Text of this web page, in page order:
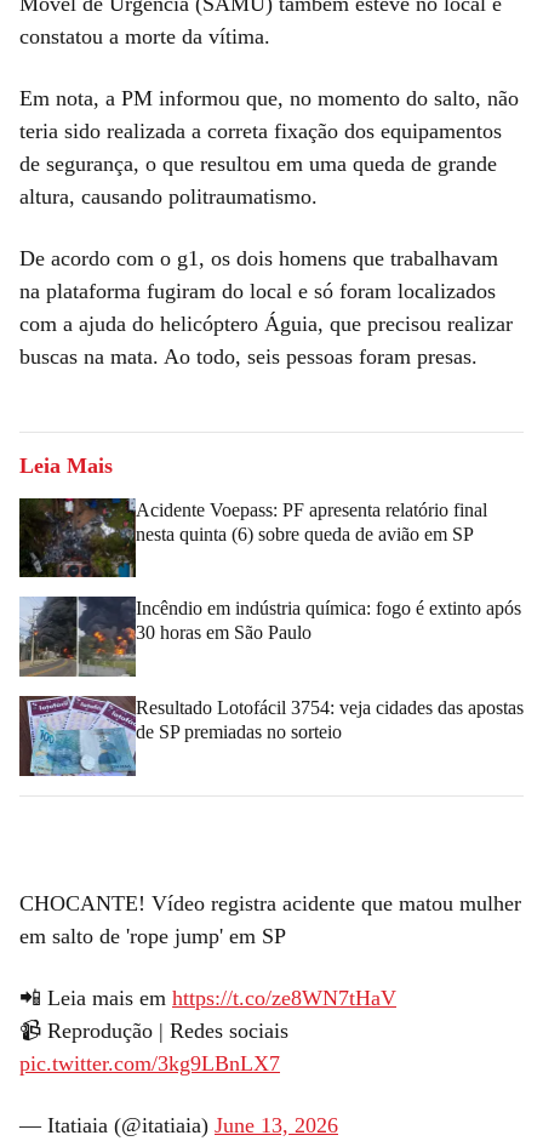
constatou a morte da vítima.
Em nota, a PM informou que, no momento do salto, não
teria sido realizada a correta fixação dos equipamentos
de segurança, o que resultou em uma queda de grande
altura, causando politraumatismo.
De acordo com o g1, os dois homens que trabalhavam
na plataforma fugiram do local e só foram localizados
com a ajuda do helicóptero Águia, que precisou realizar
buscas na mata. Ao todo, seis pessoas foram presas.
Leia Mais
Acidente Voepass: PF apresenta relatório final
nesta quinta (6) sobre queda de avião em SP
Incêndio em indústria química: fogo é extinto após
30 horas em São Paulo
Resultado Lotofácil 3754: veja cidades das apostas
de SP premiadas no sorteio
CHOCANTE! Vídeo registra acidente que matou mulher
em salto de 'rope jump' em SP
📲 Leia mais em https://t.co/ze8WN7tHaV
📹 Reprodução | Redes sociais
pic.twitter.com/3kg9LBnLX7
— Itatiaia (@itatiaia) June 13, 2026